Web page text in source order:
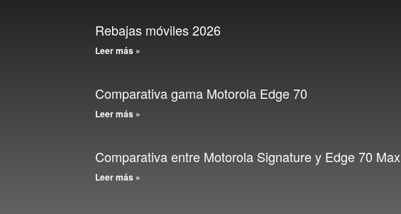
Rebajas móviles 2026
Leer más »
Comparativa gama Motorola Edge 70
Leer más »
Comparativa entre Motorola Signature y Edge 70 Max
Leer más »